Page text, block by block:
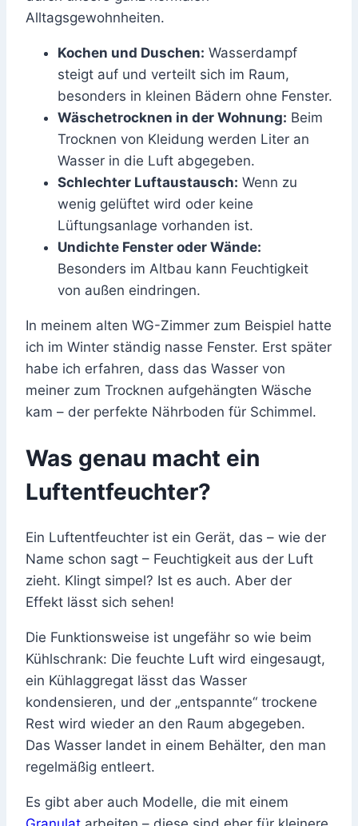
Alltagsgewohnheiten.
Kochen und Duschen: Wasserdampf
steigt auf und verteilt sich im Raum,
besonders in kleinen Bädern ohne Fenster.
Wäschetrocknen in der Wohnung: Beim
Trocknen von Kleidung werden Liter an
Wasser in die Luft abgegeben.
Schlechter Luftaustausch: Wenn zu
wenig gelüftet wird oder keine
Lüftungsanlage vorhanden ist.
Undichte Fenster oder Wände:
Besonders im Altbau kann Feuchtigkeit
von außen eindringen.
In meinem alten WG-Zimmer zum Beispiel hatte
ich im Winter ständig nasse Fenster. Erst später
habe ich erfahren, dass das Wasser von
meiner zum Trocknen aufgehängten Wäsche
kam – der perfekte Nährboden für Schimmel.
Was genau macht ein
Luftentfeuchter?
Ein Luftentfeuchter ist ein Gerät, das – wie der
Name schon sagt – Feuchtigkeit aus der Luft
zieht. Klingt simpel? Ist es auch. Aber der
Effekt lässt sich sehen!
Die Funktionsweise ist ungefähr so wie beim
Kühlschrank: Die feuchte Luft wird eingesaugt,
ein Kühlaggregat lässt das Wasser
kondensieren, und der „entspannte“ trockene
Rest wird wieder an den Raum abgegeben.
Das Wasser landet in einem Behälter, den man
regelmäßig entleert.
Es gibt aber auch Modelle, die mit einem